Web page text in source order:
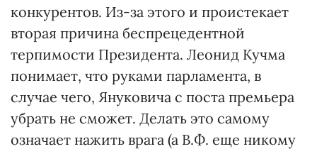
конкурентов. Из-за этого и проистекает
вторая причина беспрецедентной
терпимости Президента. Леонид Кучма
понимает, что руками парламента, в
случае чего, Януковича с поста премьера
убрать не сможет. Делать это самому
означает нажить врага (а В.Ф. еще никому